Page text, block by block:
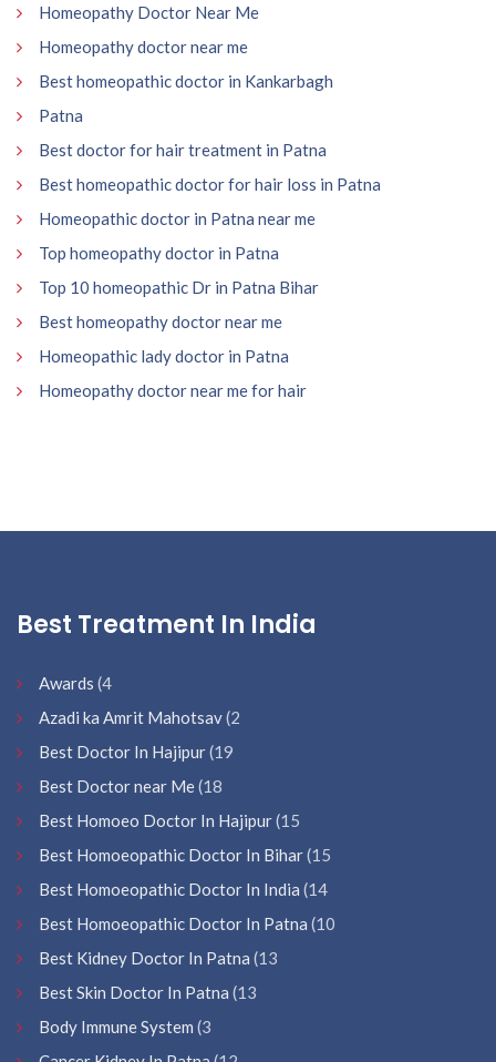
Homeopathy Doctor Near Me
Homeopathy doctor near me
Best homeopathic doctor in Kankarbagh
Patna
Best doctor for hair treatment in Patna
Best homeopathic doctor for hair loss in Patna
Homeopathic doctor in Patna near me
Top homeopathy doctor in Patna
Top 10 homeopathic Dr in Patna Bihar
Best homeopathy doctor near me
Homeopathic lady doctor in Patna
Homeopathy doctor near me for hair
Best Treatment In India
Awards (4
Azadi ka Amrit Mahotsav(2
Best Doctor In Hajipur(19
Best Doctor near Me(18
Best Homoeo Doctor In Hajipur(15
Best Homoeopathic Doctor In Bihar(15
Best Homoeopathic Doctor In India (14
Best Homoeopathic Doctor In Patna (10
Best Kidney Doctor In Patna (13
Best Skin Doctor In Patna (13
Body Immune System (3